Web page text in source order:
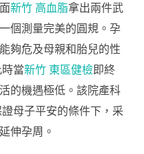
新竹 高血脂拿出兩件武
個測量完美的圓規。孕
夠危及母親和胎兒的性
當新竹 東區健檢即終
的機遇極低。該院產科
母子平安的條件下，采
伸孕周。